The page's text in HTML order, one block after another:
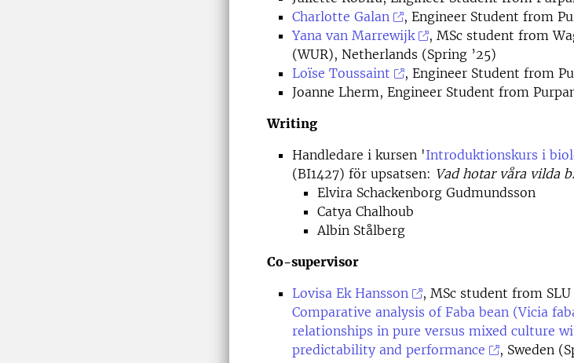
Charlotte Galan
, Engineer Student from
Yana van Marrewijk
, MSc student from
(WUR), Netherlands (Spring ’25)
Loïse Toussaint
, Engineer Student from
Joanne Lherm, Engineer Student from
Writing
Handledare i kursen 'Introduktionskurs i
(BI1427) för upsatsen: Vad hotar våra vilda
Elvira Schackenborg Gudmundsson
Catya Chalhoub
Albin Stålberg
Co-supervisor
Lovisa Ek Hansson
, MSc student from
Comparative analysis of Faba bean (Vicia
relationships in pure versus mixed culture
predictability and performance
, Sweden